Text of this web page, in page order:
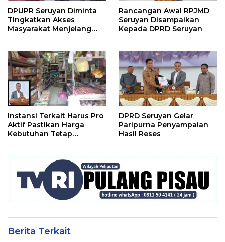
DPUPR Seruyan Diminta
Tingkatkan Akses
Masyarakat Menjelang
Rancangan Awal RPJMD
Seruyan Disampaikan
Kepada DPRD Seruyan
Instansi Terkait Harus Pro
Aktif Pastikan Harga
Kebutuhan Tetap
DPRD Seruyan Gelar
Paripurna Penyampaian
Hasil Reses
Berita Terkait